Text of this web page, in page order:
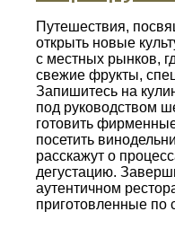
Путешествия,
открыть новые
с местных рынков,
свежие фрукты,
Запишитесь на
под руководством
готовить
посетить
расскажут о
дегустацию.
аутентичном
приготовленные по